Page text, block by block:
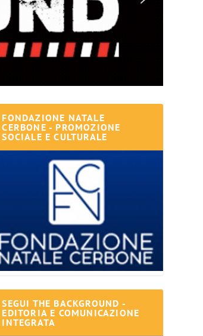
FONDAZIONE NATALE
CERBONE - PROMOZIONE
SOCIALE E CULTURALE
SEGUI THE BACKGROUND -
EDITORIA E COMUNICAZIONE
INTEGRATA